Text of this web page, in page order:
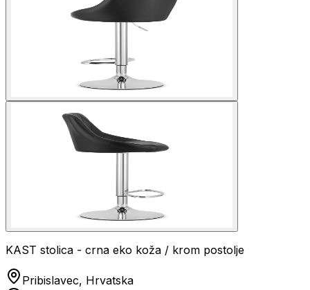
KAST stolica - crna eko koža / krom postolje
Pribislavec, Hrvatska